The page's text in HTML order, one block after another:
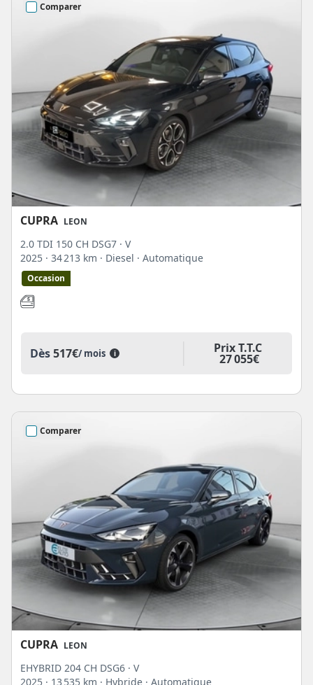
Comparer
CUPRA LEON
2.0 TDI 150 CH DSG7 · V
2025 · 34 213 km · Diesel · Automatique
Occasion
Dès517€/ mois i Prix T.T.C
27 055€
Comparer
CUPRA LEON
EHYBRID 204 CH DSG6 · V
2025 · 13 535 km · Hybride · Automatique